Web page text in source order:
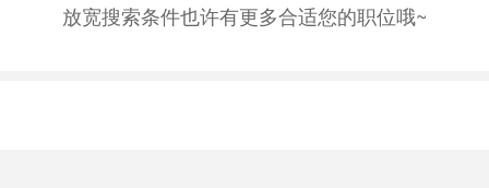
放宽搜索条件也许有更多合适您的职位哦~